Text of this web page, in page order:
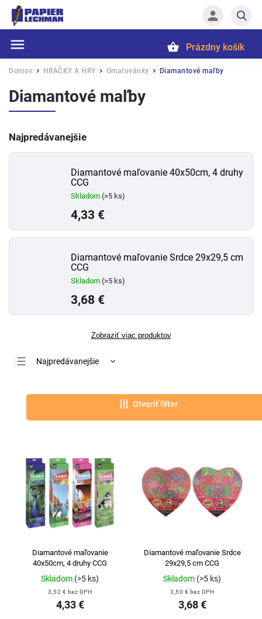
Hľadať
Prázdny košík
Domov / HRAČKY A HRY / Omaľovánky / Diamantové maľby
Diamantové maľby
Najpredávanejšie
Diamantové maľovanie 40x50cm, 4 druhy
CCG
Skladom (>5 ks)
4,33 €
Diamantové maľovanie Srdce 29x29,5 cm
CCG
Skladom (>5 ks)
3,68 €
Zobraziť viac produktov
Najpredávanejšie
Otvoriť filter
Diamantové maľovanie
40x50cm, 4 druhy CCG
Skladom (>5 ks)
3,52 € bez DPH
4,33 €
Diamantové maľovanie Srdce
29x29,5 cm CCG
Skladom (>5 ks)
3,50 € bez DPH
3,68 €